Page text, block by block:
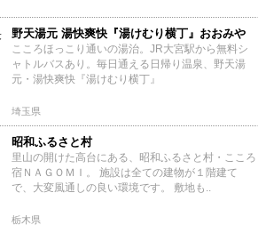
野天湯元 湯快爽快『湯けむり横丁』おおみや
こころほっこり通いの湯治。JR大宮駅から無料シ
ャトルバスあり。毎日通える日帰り温泉、野天湯
元・湯快爽快『湯けむり横丁』
埼玉県
昭和ふるさと村
里山の開けた高台にある、昭和ふるさと村・こころ
宿ＮＡＧＯＭＩ。 施設は全ての建物が１階建て
で、大変風通しの良い環境です。 敷地も..
栃木県